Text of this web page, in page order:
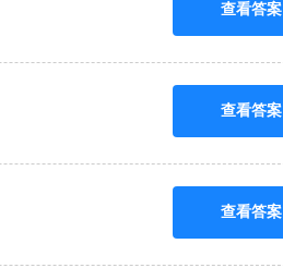
查看答案
查看答案
查看答案